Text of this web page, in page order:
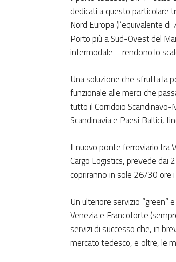
dedicati a questo particolare
Nord Europa (l’equivalente
Porto più a Sud-Ovest del
intermodale – rendono lo
Una soluzione che sfrutta la
funzionale alle merci che
tutto il Corridoio
Scandinavia e Paesi Baltici,
Il nuovo ponte ferroviario tra
Cargo Logistics, prevede dai
copriranno in sole 26/30 ore
Un ulteriore servizio “green”
Venezia e Francoforte
servizi di successo che, in
mercato tedesco, e oltre, le